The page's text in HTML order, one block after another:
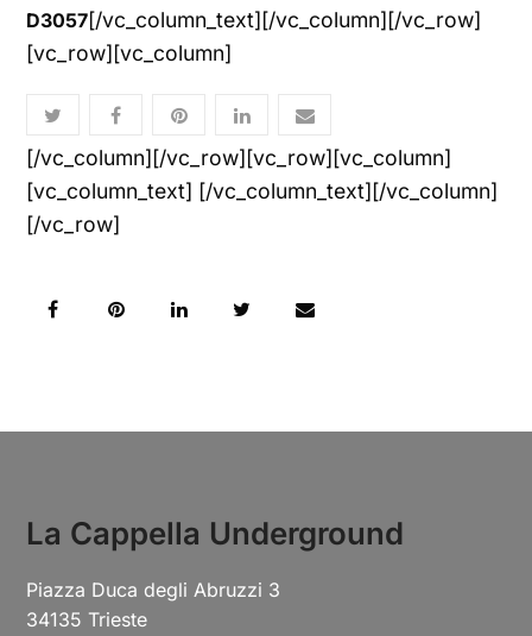
D3057[/vc_column_text][/vc_column][/vc_row]
[vc_row][vc_column]
[/vc_column][/vc_row][vc_row][vc_column]
[vc_column_text] [/vc_column_text][/vc_column]
[/vc_row]
La Cappella Underground
Piazza Duca degli Abruzzi 3
34135 Trieste